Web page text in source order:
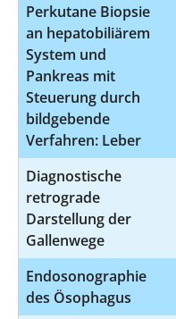
Perkutane Biopsie
an hepatobiliärem
System und
Pankreas mit
Steuerung durch
bildgebende
Verfahren: Leber
Diagnostische
retrograde
Darstellung der
Gallenwege
Endosonographie
des Ösophagus